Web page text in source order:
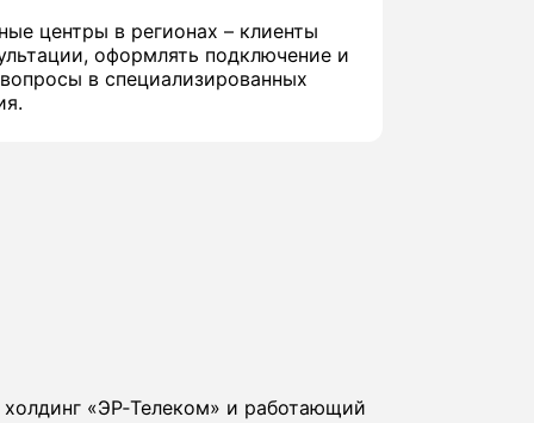
центры в регионах – клиенты
оформлять подключение и
в специализированных
«ЭР‑Телеком» и работающий